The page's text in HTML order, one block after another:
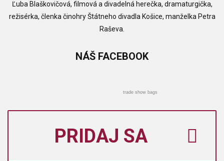
Ľuba Blaškovičová, filmová a divadelná herečka, dramaturgička,
režisérka, členka činohry Štátneho divadla Košice, manželka Petra
Raševa.
NÁŠ FACEBOOK
trade show bags
PRIDAJ SA